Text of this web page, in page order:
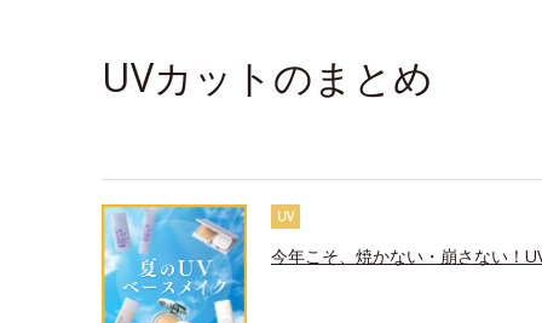
UVカットのまとめ
UV
今年こそ、焼かない・崩さない！